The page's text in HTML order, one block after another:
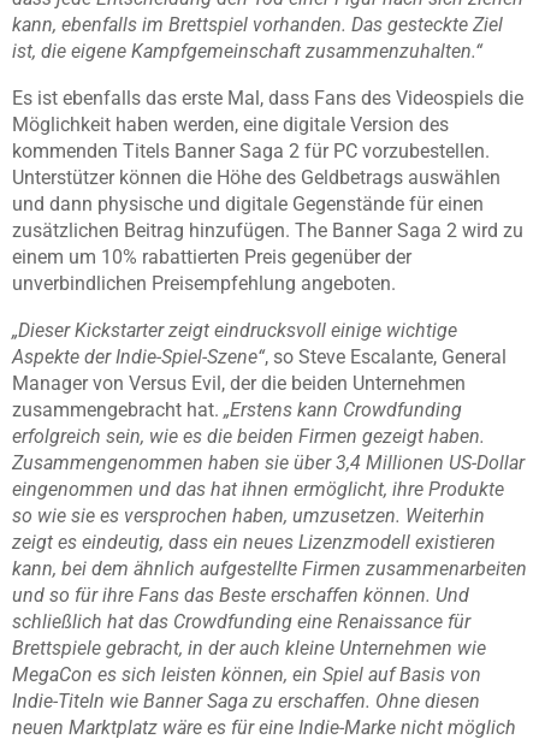
kann, ebenfalls im Brettspiel vorhanden. Das gesteckte Ziel
ist, die eigene Kampfgemeinschaft zusammenzuhalten.“
Es ist ebenfalls das erste Mal, dass Fans des Videospiels die
Möglichkeit haben werden, eine digitale Version des
kommenden Titels Banner Saga 2 für PC vorzubestellen.
Unterstützer können die Höhe des Geldbetrags auswählen
und dann physische und digitale Gegenstände für einen
zusätzlichen Beitrag hinzufügen. The Banner Saga 2 wird zu
einem um 10% rabattierten Preis gegenüber der
unverbindlichen Preisempfehlung angeboten.
„Dieser Kickstarter zeigt eindrucksvoll einige wichtige
Aspekte der Indie-Spiel-Szene“, so Steve Escalante, General
Manager von Versus Evil, der die beiden Unternehmen
zusammengebracht hat. „Erstens kann Crowdfunding
erfolgreich sein, wie es die beiden Firmen gezeigt haben.
Zusammengenommen haben sie über 3,4 Millionen US-Dollar
eingenommen und das hat ihnen ermöglicht, ihre Produkte
so wie sie es versprochen haben, umzusetzen. Weiterhin
zeigt es eindeutig, dass ein neues Lizenzmodell existieren
kann, bei dem ähnlich aufgestellte Firmen zusammenarbeiten
und so für ihre Fans das Beste erschaffen können. Und
schließlich hat das Crowdfunding eine Renaissance für
Brettspiele gebracht, in der auch kleine Unternehmen wie
MegaCon es sich leisten können, ein Spiel auf Basis von
Indie-Titeln wie Banner Saga zu erschaffen. Ohne diesen
neuen Marktplatz wäre es für eine Indie-Marke nicht möglich